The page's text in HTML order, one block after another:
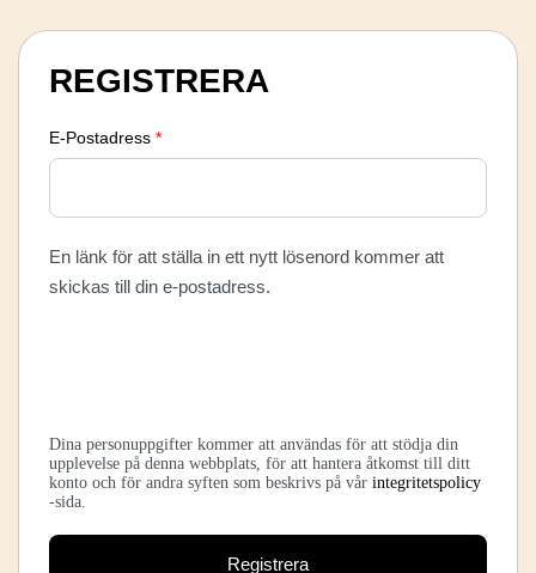
REGISTRERA
E-Postadress *
En länk för att ställa in ett nytt lösenord kommer att
skickas till din e-postadress.
Dina personuppgifter kommer att användas för att stödja din
upplevelse på denna webbplats, för att hantera åtkomst till ditt
konto och för andra syften som beskrivs på vår integritetspolicy
-sida.
Registrera